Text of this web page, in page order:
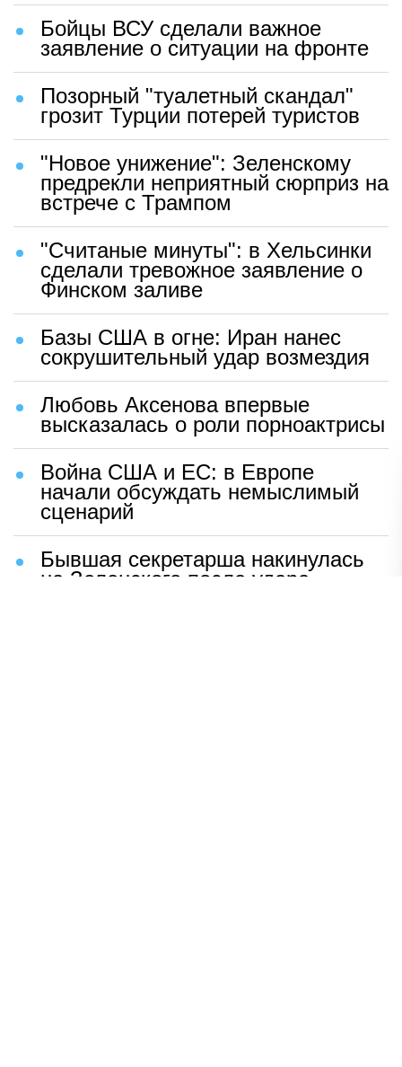
Бойцы ВСУ сделали важное
заявление о ситуации на фронте
Позорный "туалетный скандал"
грозит Турции потерей туристов
"Новое унижение": Зеленскому
предрекли неприятный сюрприз на
встрече с Трампом
"Считаные минуты": в Хельсинки
сделали тревожное заявление о
Финском заливе
Базы США в огне: Иран нанес
сокрушительный удар возмездия
Любовь Аксенова впервые
высказалась о роли порноактрисы
Война США и ЕС: в Европе
начали обсуждать немыслимый
сценарий
Бывшая секретарша накинулась
на Зеленского после удара